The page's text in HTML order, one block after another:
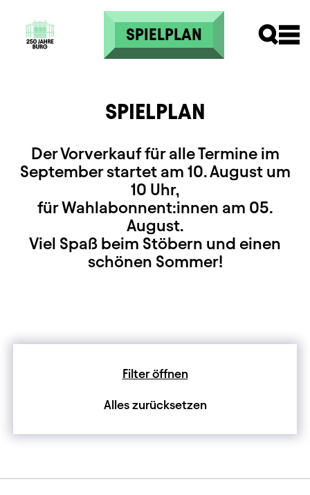
Direkt zum Inhalt
SPIELPLAN
SPIELPLAN
Der Vorverkauf für alle Termine im
September startet am 10. August um
10 Uhr,
für Wahlabonnent:innen am 05.
August.
Viel Spaß beim Stöbern und einen
schönen Sommer!
Filter öffnen
Alles zurücksetzen